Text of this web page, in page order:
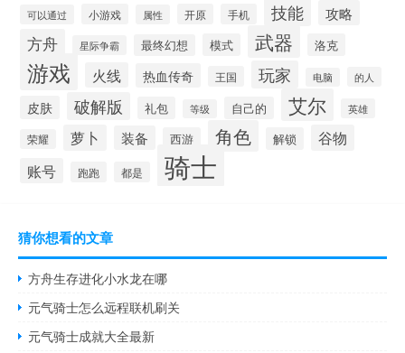
可以通过 小游戏 属性 开原 手机 技能 攻略
方舟 星际争霸 最终幻想 模式 武器 洛克
游戏 火线 热血传奇 王国 玩家 电脑 的人
皮肤 破解版 礼包 等级 自己的 艾尔 英雄
荣耀 萝卜 装备 西游 角色 解锁 谷物
账号 跑跑 都是 骑士
猜你想看的文章
方舟生存进化小水龙在哪
元气骑士怎么远程联机刷关
元气骑士成就大全最新